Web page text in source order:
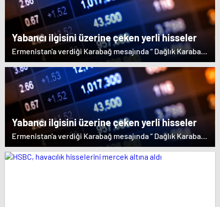
Yabancı ilgisini üzerine çeken yerli hisseler
Ermenistan'a verdiği Karabağ mesajında “ Dağlık Karabağ
ve çevresindeki bölgeler Azerbaycan Cumhuriyeti'nin
ayrılmaz bir parçasıdır” dedi. İstifa çağrılarını kabul
etmeyen Başbakan Paşinyan Dağlık karabağ'ın sözde
lideri Arayik Harutyunyan'la görüştü. Ermenistan'a verdiği
desteği saklamayan Fransa Cumhurbaşkanı Macron ise
dikkat çeken bir ziyaret gerçekleştirdi.
Yabancı ilgisini üzerine çeken yerli hisseler
Ermenistan'a verdiği Karabağ mesajında “ Dağlık Karabağ
ve çevresindeki bölgeler Azerbaycan Cumhuriyeti'nin
ayrılmaz bir parçasıdır” dedi. İstifa çağrılarını kabul